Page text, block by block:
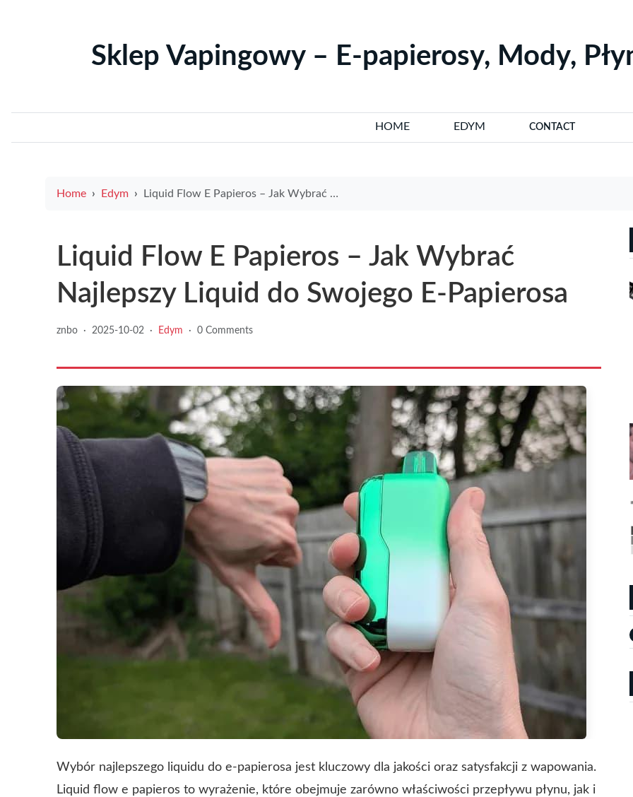
Sklep Vapingowy – E-papierosy, Mody,
HOME EDYM CONTACT
Home Edym Liquid Flow E Papieros – Jak Wybrać Najlepszy Liquid do Swojego E-Papierosa
Liquid Flow E Papieros – Jak Wybrać
Najlepszy Liquid do Swojego E-Papierosa
znbo · 2025-10-02 · Edym · 0 Comments
Wybór najlepszego liquidu do e-papierosa jest kluczowy dla jakości oraz satysfakcji z wapowania.
Liquid flow e papieros to wyrażenie, które obejmuje zarówno właściwości przepływu płynu, jak i